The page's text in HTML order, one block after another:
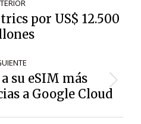
Entrada
anterior:
por US$ 12.500
Siguiente
entrada:
su eSIM más
a Google Cloud